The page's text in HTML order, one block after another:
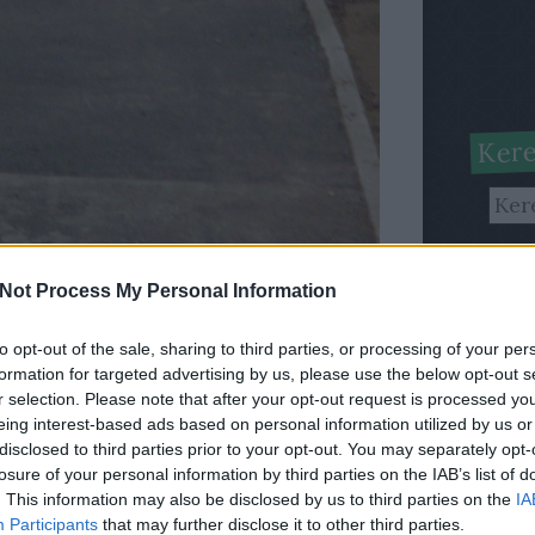
Process My Personal Information
opt-out of the sale, sharing to third parties, or processing of your
for targeted advertising by us, please use the below opt-out
selection. Please note that after your opt-out request is processed
interest-based ads based on personal information utilized by us
to third parties prior to your opt-out. You may separately
of your personal information by third parties on the IAB’s list of
This information may also be disclosed by us to third parties on the
Participants that may further disclose it to other third parties.
ismét a Városgazda Zrt.
kénytelenek beszámolni. Olvasóink
utcában végzett botrányos munkákra
utcapáratlan oldalán a Bem utca és a Lakatos
értesítőlevél szerint a "lakók kérésére ". A
munka minősége okozta, már ha lehet
a Bethlen utca közötti szakaszt(Kiss Ernő utca
a esős napján, majd másnap október 17-én